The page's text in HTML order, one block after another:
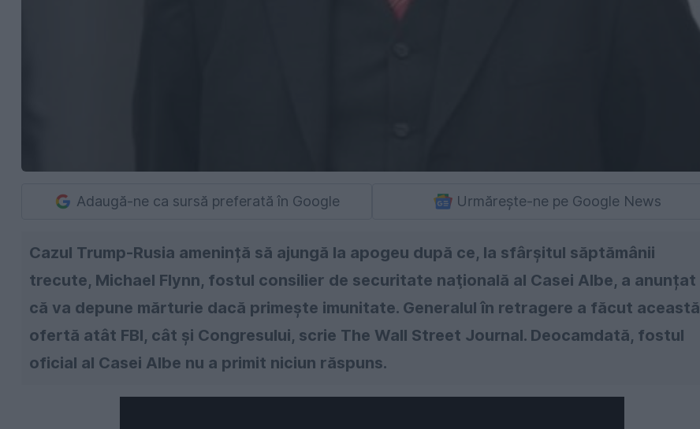
Adaugă-ne ca sursă preferată în Google Urmărește-ne pe Google News
Cazul Trump-Rusia amenință să ajungă la apogeu după ce, la sfârșitul săptămânii
trecute, Michael Flynn, fostul consilier de securitate naţională al Casei Albe, a anunțat
că va depune mărturie dacă primeşte imunitate. Generalul în retragere a făcut această
ofertă atât FBI, cât şi Congresului, scrie The Wall Street Journal. Deocamdată, fostul
oficial al Casei Albe nu a primit niciun răspuns.